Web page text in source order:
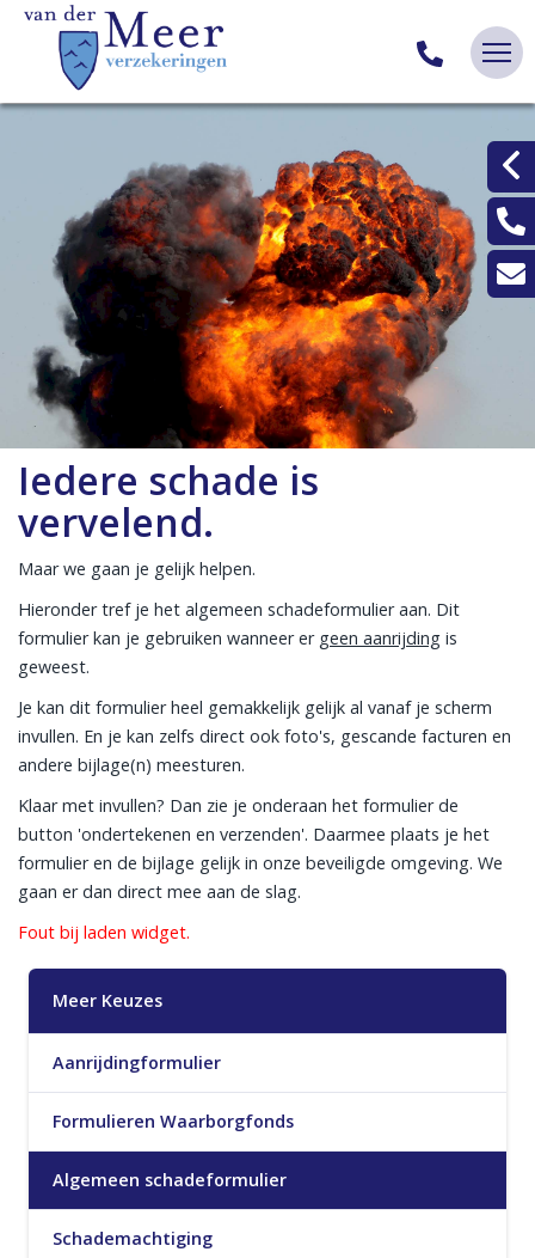
Iedere schade is
vervelend.
Maar we gaan je gelijk helpen.
Hieronder tref je het algemeen schadeformulier aan. Dit
formulier kan je gebruiken wanneer er geen aanrijding is
geweest.
Je kan dit formulier heel gemakkelijk gelijk al vanaf je scherm
invullen. En je kan zelfs direct ook foto's, gescande facturen en
andere bijlage(n) meesturen.
Klaar met invullen? Dan zie je onderaan het formulier de
button 'ondertekenen en verzenden'. Daarmee plaats je het
formulier en de bijlage gelijk in onze beveiligde omgeving. We
gaan er dan direct mee aan de slag.
Fout bij laden widget.
Meer Keuzes
Aanrijdingformulier
Formulieren Waarborgfonds
Algemeen schadeformulier
Schademachtiging